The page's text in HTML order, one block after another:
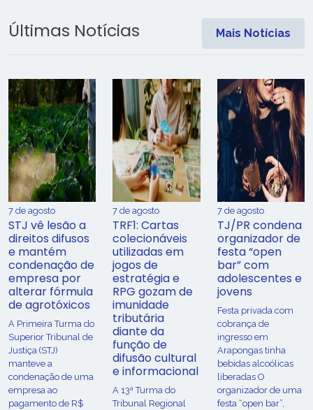
Últimas Notícias Mais Notícias
7 de agosto
STJ vê lesão a
direitos difusos
e mantém
condenação de
empresa por
alterar fórmula
de agrotóxicos
​A Primeira Turma do
Superior Tribunal de
Justiça (STJ)
manteve a
condenação de uma
empresa ao
pagamento de R$
7 de agosto
TRF1: Cartas
colecionáveis
utilizadas em
jogos de
estratégia e
RPG gozam de
imunidade
tributária
diante da
função de
difusão cultural
e informacional
A 13ª Turma do
Tribunal Regional
7 de agosto
TJ/PR condena
organizador de
festa “open
bar” com
adolescentes e
jovens
Festa privada com
cobrança de
ingresso em
Arapongas tinha
bebidas alcoólicas
liberadas O
organizador de uma
festa “open bar”,